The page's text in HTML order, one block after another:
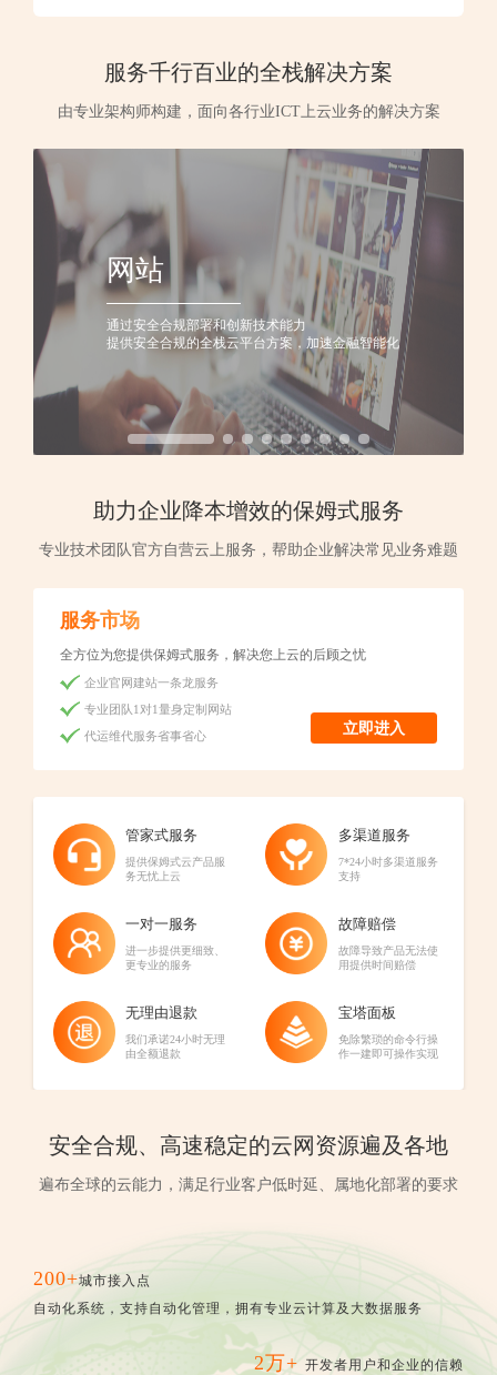
服务千行百业的全栈解决方案
由专业架构师构建，面向各行业ICT上云业务的解决方案
网站
通过安全合规部署和创新技术能力
提供安全合规的全栈云平台方案，加速金融智能化
助力企业降本增效的保姆式服务
专业技术团队官方自营云上服务，帮助企业解决常见业务难题
服务市场
全方位为您提供保姆式服务，解决您上云的后顾之忧
企业官网建站一条龙服务
专业团队1对1量身定制网站
代运维代服务省事省心 立即进入
管家式服务
提供保姆式云产品服
务无忧上云
多渠道服务
7*24小时多渠道服务
支持
一对一服务
进一步提供更细致、
更专业的服务
故障赔偿
故障导致产品无法使
用提供时间赔偿
无理由退款
我们承诺24小时无理
由全额退款
宝塔面板
免除繁琐的命令行操
作一建即可操作实现
安全合规、高速稳定的云网资源遍及各地
遍布全球的云能力，满足行业客户低时延、属地化部署的要求
200+城市接入点
自动化系统，支持自动化管理，拥有专业云计算及大数据服务
2万+开发者用户和企业的信赖